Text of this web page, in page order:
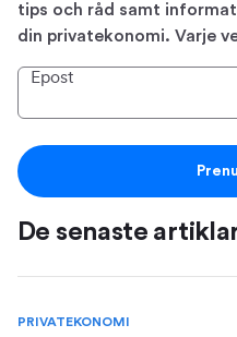
tips och råd samt
din privatekonomi. Varje
Epost
De senaste
PRIVATEKONOMI